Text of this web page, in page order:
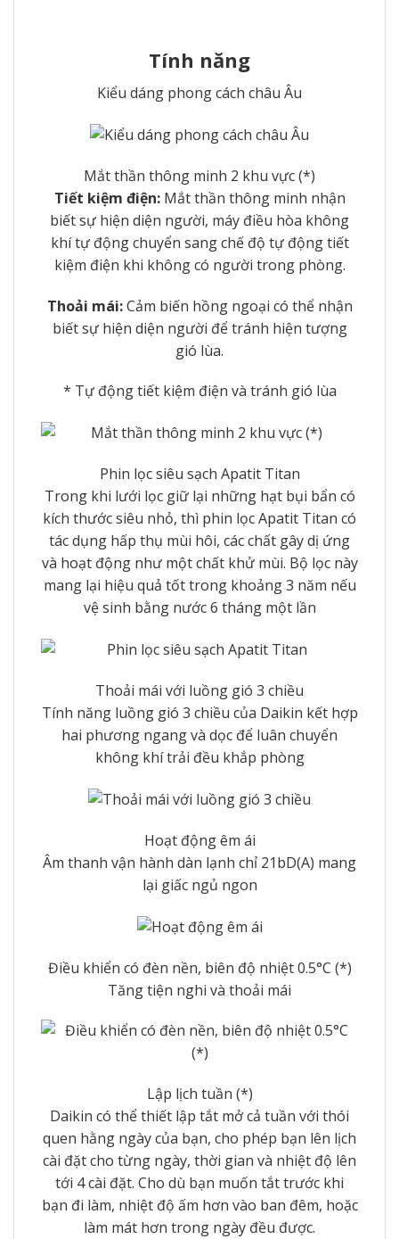
Tính năng
Kiểu dáng phong cách châu Âu
Mắt thần thông minh 2 khu vực (*)
Tiết kiệm điện:Mắt thần thông minh nhận
biết sự hiện diện người, máy điều hòa không
khí tự động chuyển sang chế độ tự động tiết
kiệm điện khi không có người trong phòng.
Thoải mái:Cảm biến hồng ngoại có thể nhận
biết sự hiện diện người để tránh hiện tượng
gió lùa.
* Tự động tiết kiệm điện và tránh gió lùa
Phin lọc siêu sạch Apatit Titan
Trong khi lưới lọc giữ lại những hạt bụi bẩn có
kích thước siêu nhỏ, thì phin lọc Apatit Titan có
tác dụng hấp thụ mùi hôi, các chất gây dị ứng
và hoạt động như một chất khử mùi. Bộ lọc này
mang lại hiệu quả tốt trong khoảng 3 năm nếu
vệ sinh bằng nước 6 tháng một lần
Thoải mái với luồng gió 3 chiều
Tính năng luồng gió 3 chiều của Daikin kết hợp
hai phương ngang và dọc để luân chuyển
không khí trải đều khắp phòng
Hoạt động êm ái
Âm thanh vận hành dàn lạnh chỉ 21bD(A) mang
lại giấc ngủ ngon
Điều khiển có đèn nền, biên độ nhiệt 0.5°C (*)
Tăng tiện nghi và thoải mái
Lập lịch tuần (*)
Daikin có thể thiết lập tắt mở cả tuần với thói
quen hằng ngày của bạn, cho phép bạn lên lịch
cài đặt cho từng ngày, thời gian và nhiệt độ lên
tới 4 cài đặt. Cho dù bạn muốn tắt trước khi
bạn đi làm, nhiệt độ ấm hơn vào ban đêm, hoặc
làm mát hơn trong ngày đều được.